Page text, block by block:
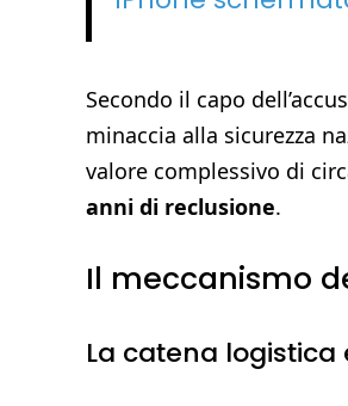
Secondo il capo
minaccia alla sicurezza
valore complessivo di
anni di reclusione.
Il meccanismo
La catena logistica